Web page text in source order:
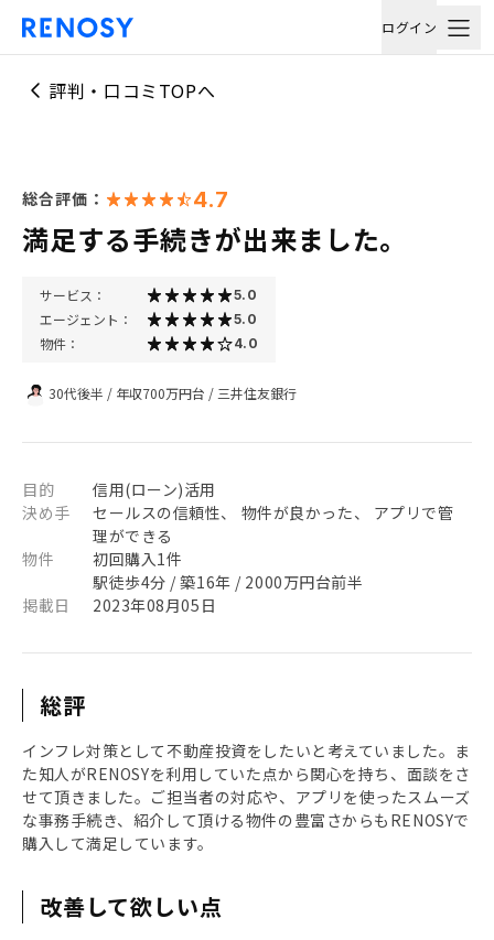
ログイン
評判・口コミTOPへ
総合評価： 4.7
満足する手続きが出来ました。
サービス： 5.0
エージェント： 5.0
物件： 4.0
30代後半 / 年収700万円台 / 三井住友銀行
目的
信用(ローン)活用
決め手
セールスの信頼性、 物件が良かった、 アプリで管
理ができる
物件
初回購入1件
駅徒歩4分 / 築16年 / 2000万円台前半
掲載日
2023年08月05日
総評
インフレ対策として不動産投資をしたいと考えていました。ま
た知人がRENOSYを利用していた点から関心を持ち、面談をさ
せて頂きました。ご担当者の対応や、アプリを使ったスムーズ
な事務手続き、紹介して頂ける物件の豊富さからもRENOSYで
購入して満足しています。
改善して欲しい点